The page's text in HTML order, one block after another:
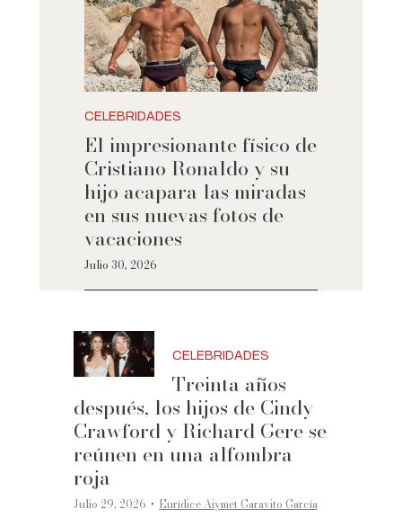
CELEBRIDADES
El impresionante físico de
Cristiano Ronaldo y su
hijo acapara las miradas
en sus nuevas fotos de
vacaciones
Julio 30, 2026
CELEBRIDADES
Treinta años
después, los hijos de Cindy
Crawford y Richard Gere se
reúnen en una alfombra
roja
Julio 29, 2026 ·Eurídice Aiymet Garavito García